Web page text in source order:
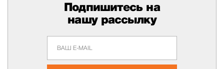
Подпишитесь на
нашу рассылку